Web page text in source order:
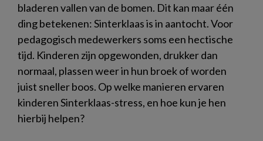
bladeren vallen van de bomen. Dit kan maar één
ding betekenen: Sinterklaas is in aantocht. Voor
pedagogisch medewerkers soms een hectische
tijd. Kinderen zijn opgewonden, drukker dan
normaal, plassen weer in hun broek of worden
juist sneller boos. Op welke manieren ervaren
kinderen Sinterklaas-stress, en hoe kun je hen
hierbij helpen?